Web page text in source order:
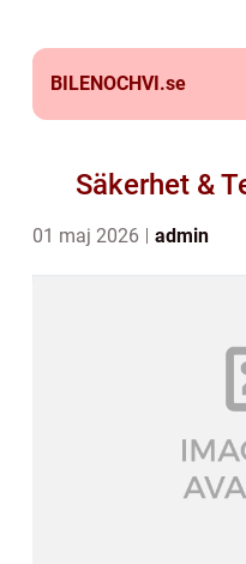
BILENOCHVI.se
Säkerhet &
01 maj 2026 admin